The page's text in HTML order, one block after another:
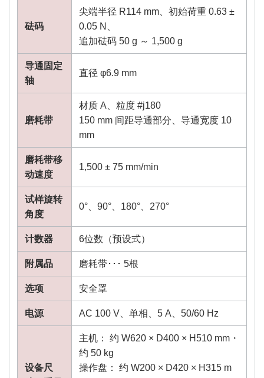
砝码
尖端半径 R114 mm、初始荷重 0.63 ±
0.05 N、
追加砝码 50 g ～ 1,500 g
导通固定
轴
直径 φ6.9 mm
磨耗带
材质 A、粒度 #j180
150 mm 间距导通部分、导通宽度 10
mm
磨耗带移
动速度
1,500 ± 75 mm/min
试样旋转
角度
0°、90°、180°、270°
计数器 6位数（预设式）
附属品 磨耗带･･･ 5根
选项 安全罩
电源 AC 100 V、单相、5 A、50/60 Hz
设备尺
主机： 约 W620 × D400 × H510 mm・
约 50 kg
操作盘： 约 W200 × D420 × H315 m